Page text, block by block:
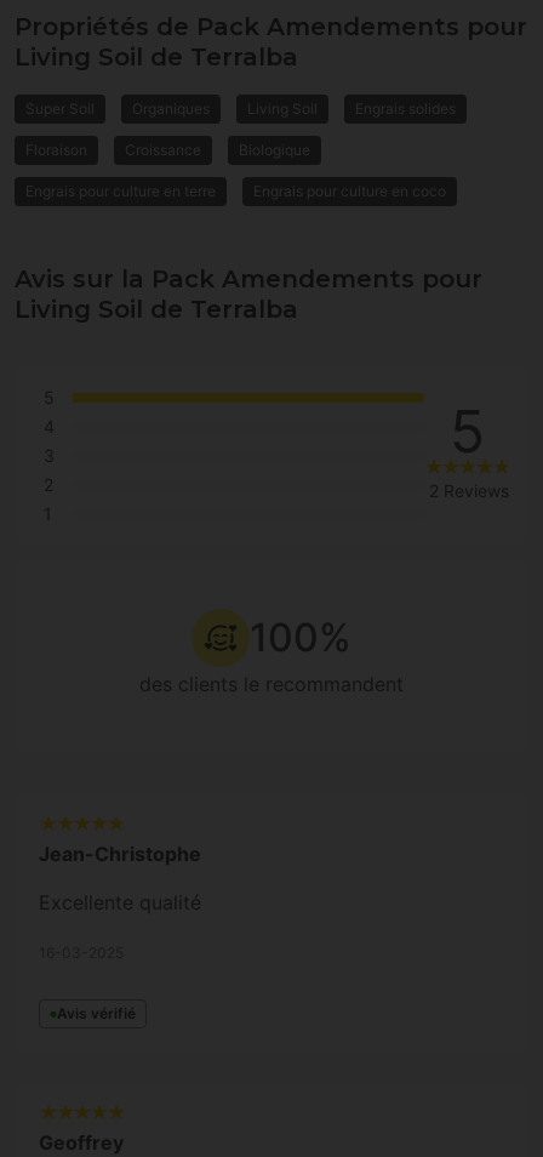
Propriétés de Pack Amendements pour
Living Soil de Terralba
Super Soil Organiques Living Soil Engrais solides
Floraison Croissance Biologique
Engrais pour culture en terre Engrais pour culture en coco
Avis sur la Pack Amendements pour
Living Soil de Terralba
5
4
3
2
1
5
2 Reviews
100%
des clients le recommandent
Jean-Christophe
Excellente qualité
Avis vérifié
Geoffrey